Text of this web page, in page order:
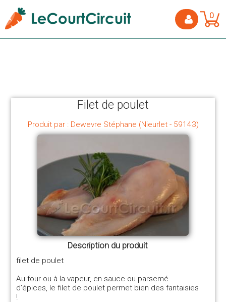
0
Filet de poulet
Produit par : Dewevre Stéphane (Nieurlet - 59143)
Description du produit
filet de poulet
Au four ou à la vapeur, en sauce ou parsemé
d’épices, le filet de poulet permet bien des fantaisies
!